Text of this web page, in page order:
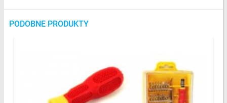
PODOBNE PRODUKTY